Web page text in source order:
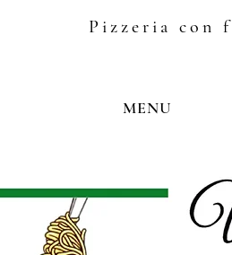
Pizzeria con
MENU